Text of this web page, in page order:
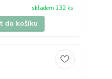
skladem 132 ks
do košíku